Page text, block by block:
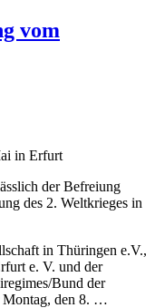
vom
in Erfurt
der Befreiung
des 2. Weltkrieges in
in Thüringen e.V.,
e. V. und der
Bund der
Montag, den 8. …